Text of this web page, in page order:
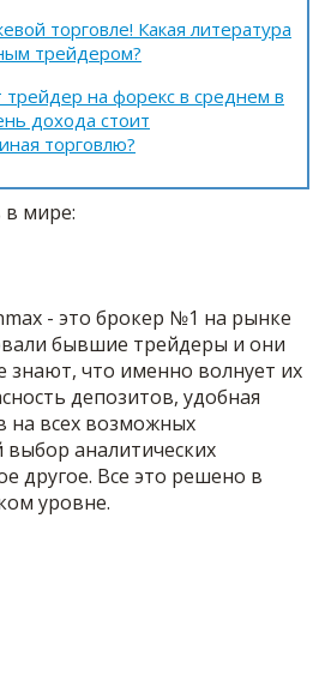
торговле! Какая литература
трейдером?
трейдер на форекс в среднем в
дохода стоит
торговлю?
мире:
- это брокер №1 на рынке
бывшие трейдеры и они
знают, что именно волнует их
депозитов, удобная
на всех возможных
аналитических
другое. Все это решено в
уровне.